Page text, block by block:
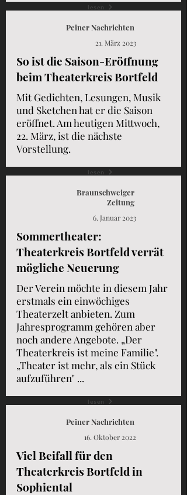
lesen
Peiner Nachrichten
21. März 2023
So ist die Saison-Eröffnung
beim Theaterkreis Bortfeld
Mit Gedichten, Lesungen, Musik
und Sketchen hat er die Saison
eröffnet. Am heutigen Mittwoch,
22. März, ist die nächste
Vorstellung.
lesen
Braunschweiger
Zeitung
6. Januar 2023
Sommertheater:
Theaterkreis Bortfeld verrät
mögliche Neuerung
Der Verein möchte in diesem Jahr
erstmals ein einwöchiges
Theaterzelt anbieten. Zum
Jahresprogramm gehören aber
noch andere Angebote. „Der
Theaterkreis ist meine Familie".
„Theater ist mehr, als ein Stück
aufzuführen" ...
lesen
Peiner Nachrichten
16. Oktober 2022
Viel Beifall für den
Theaterkreis Bortfeld in
Sophiental